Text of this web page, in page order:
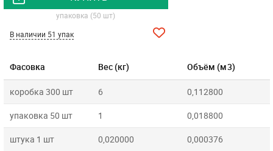
Фасовка Вес (кг) Объём (м3)
коробка 300 шт 6 0,112800
упаковка 50 шт 1 0,018800
штука 1 шт 0,020000 0,000376
упаковка (50 шт)
В наличии 51 упак